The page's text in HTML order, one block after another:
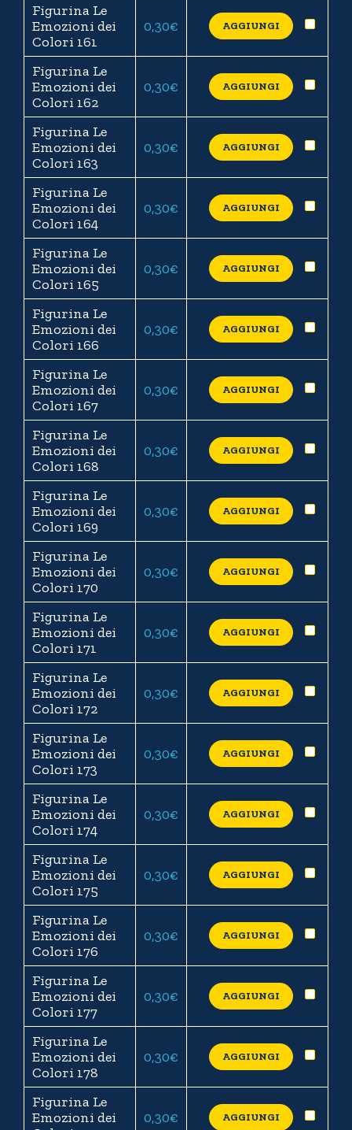
Figurina Le
Emozioni dei
Colori 161
0,30€ AGGIUNGI
Figurina Le
Emozioni dei
Colori 162
0,30€ AGGIUNGI
Figurina Le
Emozioni dei
Colori 163
0,30€ AGGIUNGI
Figurina Le
Emozioni dei
Colori 164
0,30€ AGGIUNGI
Figurina Le
Emozioni dei
Colori 165
0,30€ AGGIUNGI
Figurina Le
Emozioni dei
Colori 166
0,30€ AGGIUNGI
Figurina Le
Emozioni dei
Colori 167
0,30€ AGGIUNGI
Figurina Le
Emozioni dei
Colori 168
0,30€ AGGIUNGI
Figurina Le
Emozioni dei
Colori 169
0,30€ AGGIUNGI
Figurina Le
Emozioni dei
Colori 170
0,30€ AGGIUNGI
Figurina Le
Emozioni dei
Colori 171
0,30€ AGGIUNGI
Figurina Le
Emozioni dei
Colori 172
0,30€ AGGIUNGI
Figurina Le
Emozioni dei
Colori 173
0,30€ AGGIUNGI
Figurina Le
Emozioni dei
Colori 174
0,30€ AGGIUNGI
Figurina Le
Emozioni dei
Colori 175
0,30€ AGGIUNGI
Figurina Le
Emozioni dei
Colori 176
0,30€ AGGIUNGI
Figurina Le
Emozioni dei
Colori 177
0,30€ AGGIUNGI
Figurina Le
Emozioni dei
Colori 178
0,30€ AGGIUNGI
Figurina Le
Emozioni dei
0,30€ AGGIUNGI